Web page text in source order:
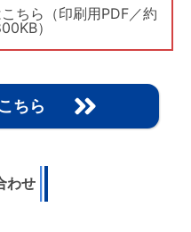
ちら（印刷用PDF／約
）
ちら
わせ